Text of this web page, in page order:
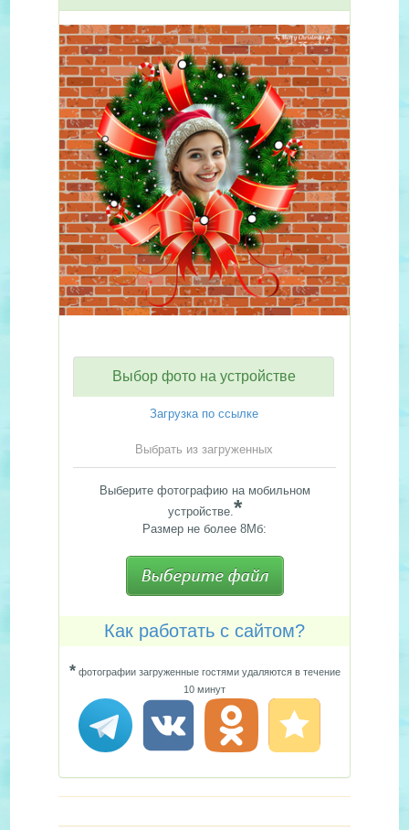
Выбор фото на устройстве
Загрузка по ссылке
Выбрать из загруженных
Выберите фотографию на мобильном
устройстве.*
Размер не более 8Мб:
Как работать с сайтом?
*фотографии загруженные гостями удаляются в течение
10 минут